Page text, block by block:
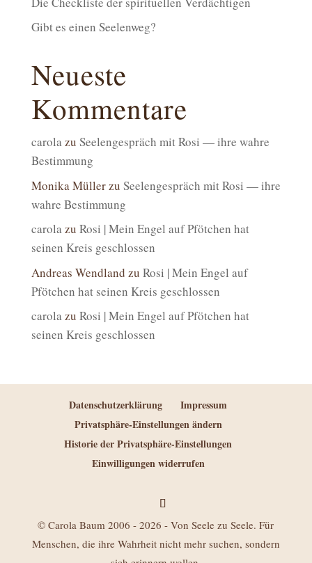
Gibt es einen Seelenweg?
Neueste
Kommentare
carolazu Seelengespräch mit Rosi — ihre wahre
Bestimmung
Monika Müllerzu Seelengespräch mit Rosi — ihre
wahre Bestimmung
carolazu Rosi | Mein Engel auf Pfötchen hat
seinen Kreis geschlossen
Andreas Wendland zu Rosi | Mein Engel auf
Pfötchen hat seinen Kreis geschlossen
carolazu Rosi | Mein Engel auf Pfötchen hat
seinen Kreis geschlossen
Datenschutzerklärung
Impressum
Privatsphäre-Einstellungen ändern
Historie der Privatsphäre-Einstellungen
Einwilligungen widerrufen
© Carola Baum 2006 - 2026 - Von Seele zu Seele. Für
Menschen, die ihre Wahrheit nicht mehr suchen, sondern